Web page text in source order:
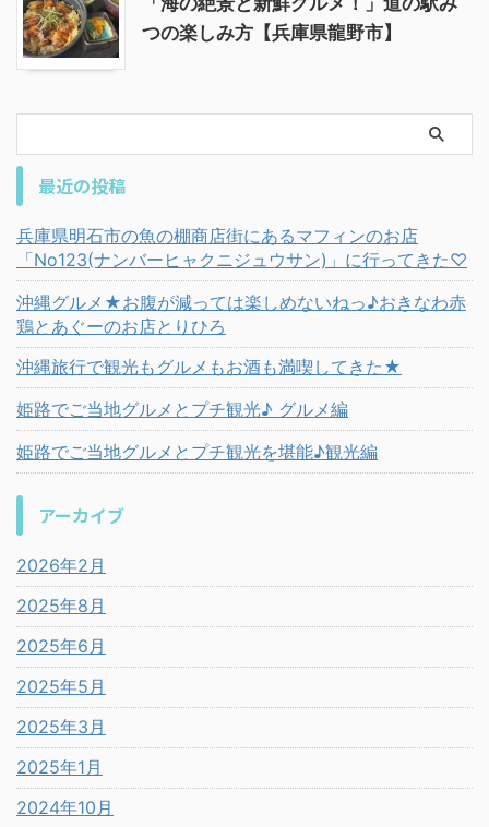
つの楽しみ方【兵庫県龍野市】
最近の投稿
兵庫県明石市の魚の棚商店街にあるマフィンのお店
「No123(ナンバーヒャクニジュウサン)」に行ってきた♡
沖縄グルメ★お腹が減っては楽しめないねっ♪おきなわ赤
鶏とあぐーのお店とりひろ
沖縄旅行で観光もグルメもお酒も満喫してきた★
姫路でご当地グルメとプチ観光♪ グルメ編
姫路でご当地グルメとプチ観光を堪能♪観光編
アーカイブ
2026年2月
2025年8月
2025年6月
2025年5月
2025年3月
2025年1月
2024年10月